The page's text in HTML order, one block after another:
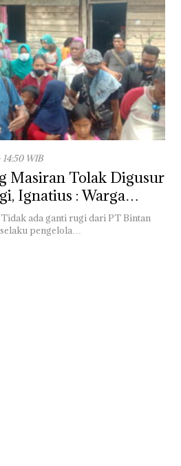
14:50 WIB
Masiran Tolak Digusur
Ignatius : Warga
Diadu Domba
ada ganti rugi dari PT Bintan
pengelola…